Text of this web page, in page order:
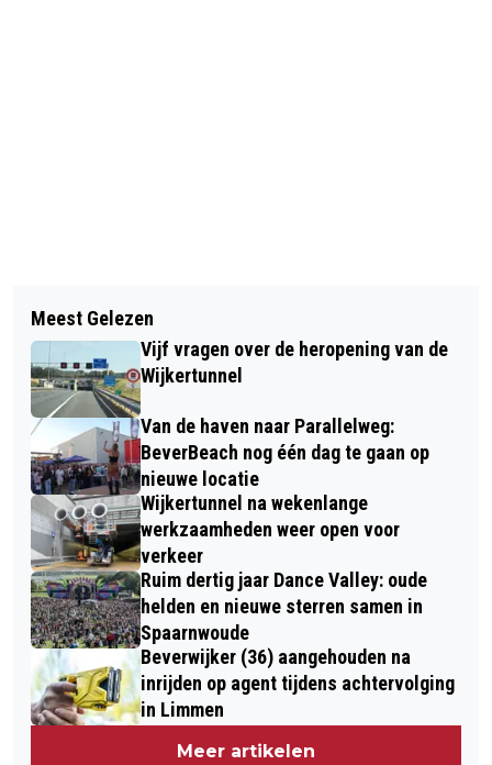
COLUMN BLIK VAN CO: WIPPIE HET
VAKANTIEKONIJN
MET DE 'WIJK-UIT' PLUSBUS IN
AUGUSTUS NAAR DIERENPARK
BLANCKENDAELL, SPAKENBURSE
DAGEN, KRAANTJE LEK EN VEEL
MEER...
Meest Gelezen
Vijf vragen over de heropening van de
Wijkertunnel
Van de haven naar Parallelweg:
BeverBeach nog één dag te gaan op
nieuwe locatie
Wijkertunnel na wekenlange
werkzaamheden weer open voor
verkeer
Ruim dertig jaar Dance Valley: oude
helden en nieuwe sterren samen in
Spaarnwoude
Beverwijker (36) aangehouden na
inrijden op agent tijdens achtervolging
in Limmen
Meer artikelen